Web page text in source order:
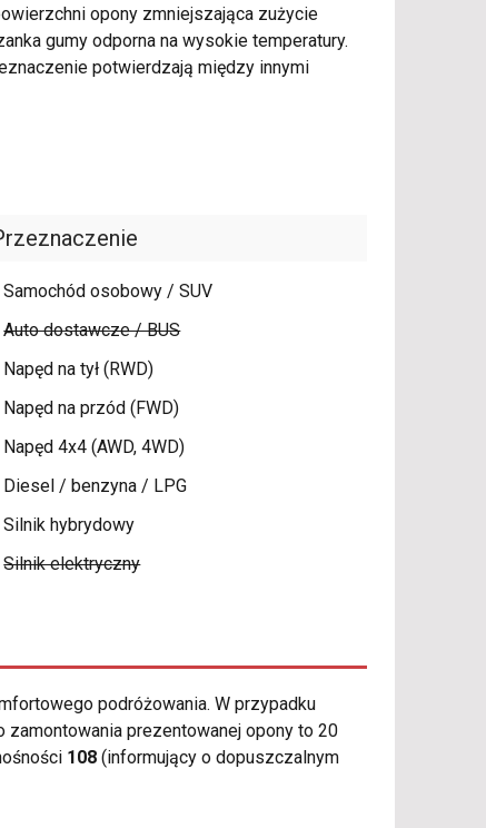
opony zmniejszająca zużycie
gumy odporna na wysokie temperatury.
potwierdzają między innymi
Samochód osobowy / SUV
Auto dostawcze / BUS
Napęd na tył (RWD)
Napęd na przód (FWD)
Napęd 4x4 (AWD, 4WD)
Diesel / benzyna / LPG
Silnik hybrydowy
Silnik elektryczny
podróżowania. W przypadku
prezentowanej opony to 20
108 (informujący o dopuszczalnym